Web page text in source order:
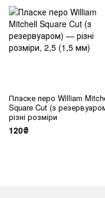
Пласке перо William
Square Cut (з
різні розміри
120₴